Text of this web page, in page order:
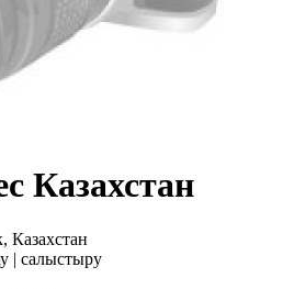
Казахстан
Казахстан
| салыстыру